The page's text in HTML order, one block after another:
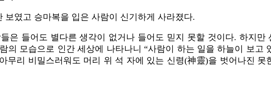
였고 승마복을 입은 사람이 신기하게 사라졌다.
은 들어도 별다른 생각이 없거나 들어도 믿지 못할 것이다. 하지만
의 모습으로 인간 세상에 나타나니 “사람이 하는 일을 하늘이 보고
리 비밀스러워도 머리 위 석 자에 있는 신령(神靈)을 벗어나진 못